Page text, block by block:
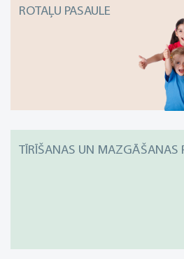
ROTAĻU PASAULE
TĪRĪŠANAS UN MAZGĀŠANAS